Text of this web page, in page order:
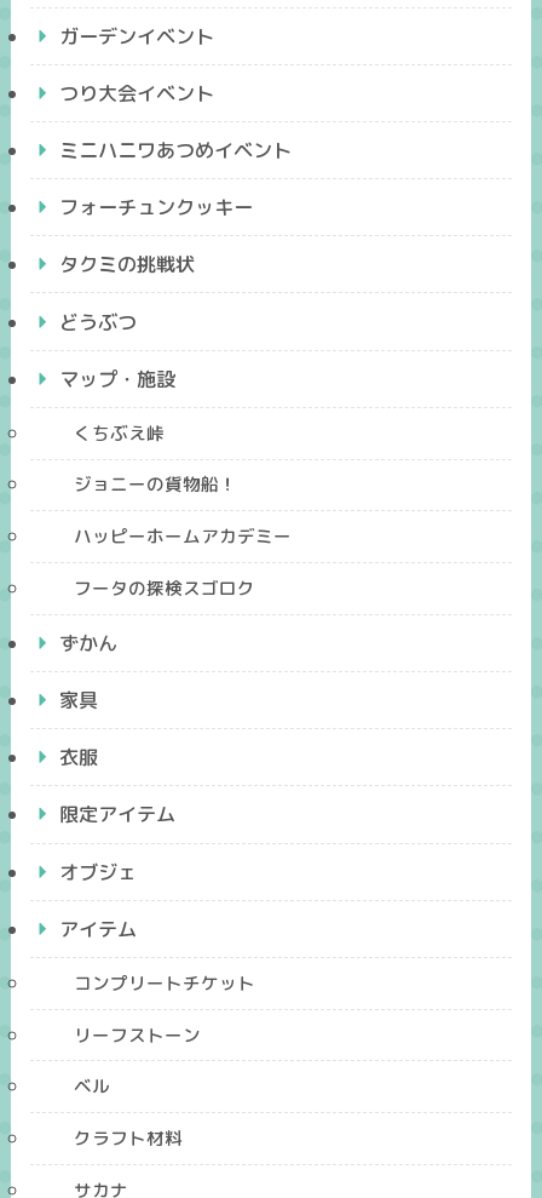
ガーデンイベント
つり大会イベント
ミニハニワあつめイベント
フォーチュンクッキー
タクミの挑戦状
どうぶつ
マップ・施設
くちぶえ峠
ジョニーの貨物船！
ハッピーホームアカデミー
フータの探検スゴロク
ずかん
家具
衣服
限定アイテム
オブジェ
アイテム
コンプリートチケット
リーフストーン
ベル
クラフト材料
サカナ